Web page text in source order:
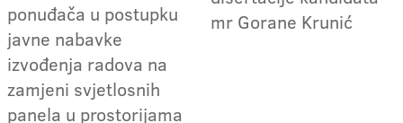
ponuđača u postupku
javne nabavke
izvođenja radova na
zamjeni svjetlosnih
panela u prostorijama
mr Gorane Krunić